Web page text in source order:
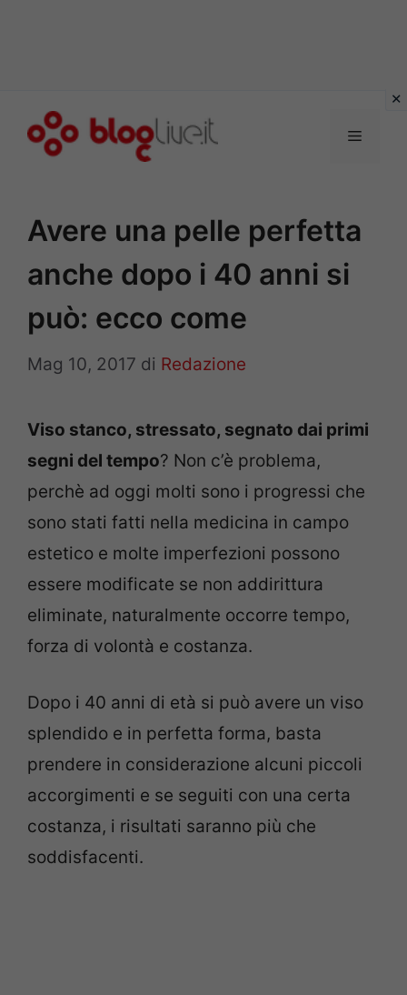
Menu
Avere una pelle perfetta
anche dopo i 40 anni si
può: ecco come
Mag 10, 2017 di Redazione
Viso stanco, stressato, segnato dai primi
segni del tempo? Non c’è problema,
perchè ad oggi molti sono i progressi che
sono stati fatti nella medicina in campo
estetico e molte imperfezioni possono
essere modificate se non addirittura
eliminate, naturalmente occorre tempo,
forza di volontà e costanza.
Dopo i 40 anni di età si può avere un viso
splendido e in perfetta forma, basta
prendere in considerazione alcuni piccoli
accorgimenti e se seguiti con una certa
costanza, i risultati saranno più che
soddisfacenti.